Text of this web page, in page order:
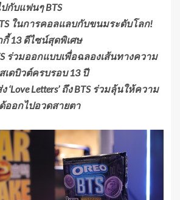
ปกับแฟนๆBTS
ในการคอลแลบกับขนมระดับโลก!
กี้13 ดีไซน์สุดพิเศษ
ร่วมออกแบบเพื่อฉลองเส้นทางความ
เดบิวต์ครบรอบ13 ปี
‘Love Letters’ ถึงBTS ร่วมลุ้นให้ความ
ออกไปอวดสายตา